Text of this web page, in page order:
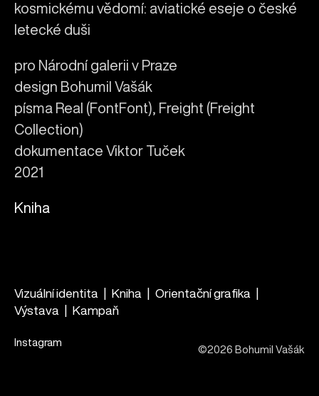
kosmickému vědomí: aviatické eseje o české
letecké duši
pro Národní galerii v Praze
design Bohumil Vašák
písma Real (FontFont), Freight (Freight
Collection)
dokumentace Viktor Tuček
2021
Kniha
Vizuální identita Kniha
Orientační grafika
Výstava
Kampaň
Instagram
©2026 Bohumil Vašák